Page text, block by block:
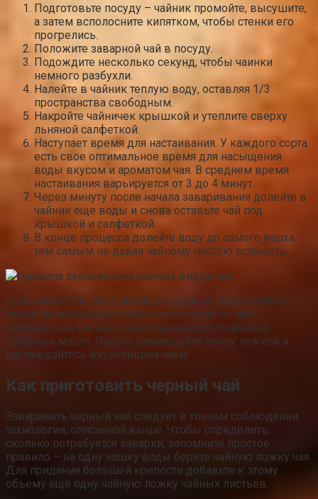
Подготовьте посуду – чайник промойте, высушите,
а затем всполосните кипятком, чтобы стенки его
прогрелись.
Положите заварной чай в посуду.
Подождите несколько секунд, чтобы чаинки
немного разбухли.
Налейте в чайник теплую воду, оставляя 1/3
пространства свободным.
Накройте чайничек крышкой и утеплите сверху
льняной салфеткой.
Наступает время для настаивания. У каждого сорта
есть свое оптимальное время для насыщения
воды вкусом и ароматом чая. В среднем время
настаивания варьируется от 3 до 4 минут.
Через минуту после начала заваривания долейте в
чайник еще воды и снова оставьте чай под
крышкой и салфеткой.
В конце процесса долейте воду до самого верха,
тем самым не давая чайному настою остывать.
Если соблюсти эти условия, то должна образоваться
пенка на поверхности напитка. Не стоит от нее
избавляться, так как в ней содержатся полезные
эфирные масла. Просто размешайте пенку ложкой и
наслаждайтесь вкуснейшим чаем.
Как приготовить черный чай
Заваривать черный чай следует в точном соблюдении
технологии, описанной выше. Чтобы определить,
сколько потребуется заварки, запомните простое
правило – на одну чашку воды берите чайную ложку чая.
Для придания большей крепости добавьте к этому
объему еще одну чайную ложку чайных листьев.